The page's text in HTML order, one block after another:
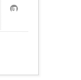
お
気
に
入